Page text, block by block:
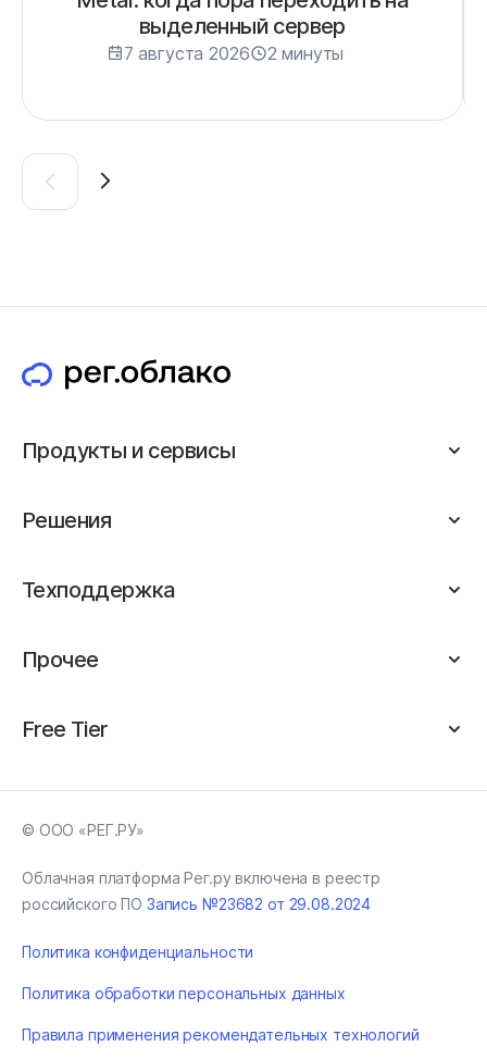
выделенный сервер
7 августа 2026 2 минуты
Продукты и сервисы
Решения
Техподдержка
Прочее
Free Tier
© ООО «РЕГ.РУ»
Облачная платформа Рег.ру включена в реестр
российского ПО Запись №23682 от 29.08.2024
Политика конфиденциальности
Политика обработки персональных данных
Правила применения рекомендательных технологий